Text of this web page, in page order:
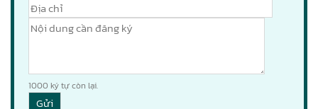
1000 ký tự còn lại.